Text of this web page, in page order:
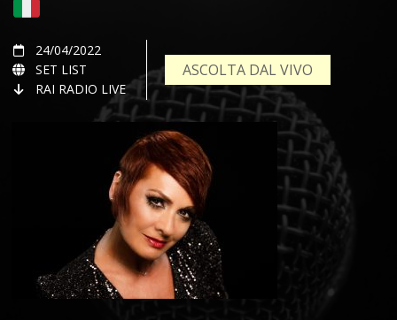
24/04/2022
SET LIST
RAI RADIO LIVE
ASCOLTA DAL VIVO